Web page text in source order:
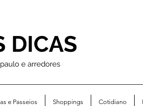
DICAS
e arredores
e Passeios Shoppings Cotidiano